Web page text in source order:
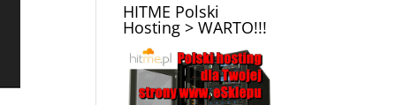
HITME Polski
Hosting > WARTO!!!